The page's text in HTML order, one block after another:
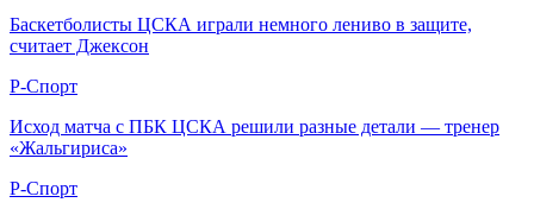
Баскетболисты ЦСКА играли немного лениво в защите,
считает Джексон
Р-Спорт
Исход матча с ПБК ЦСКА решили разные детали — тренер
«Жальгириса»
Р-Спорт